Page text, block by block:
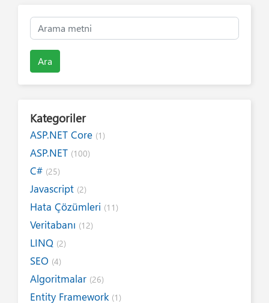
Ara
Kategoriler
ASP.NET Core (1)
ASP.NET (100)
C# (25)
Javascript (2)
Hata Çözümleri (11)
Veritabanı (12)
LINQ (2)
SEO (4)
Algoritmalar (26)
Entity Framework (1)